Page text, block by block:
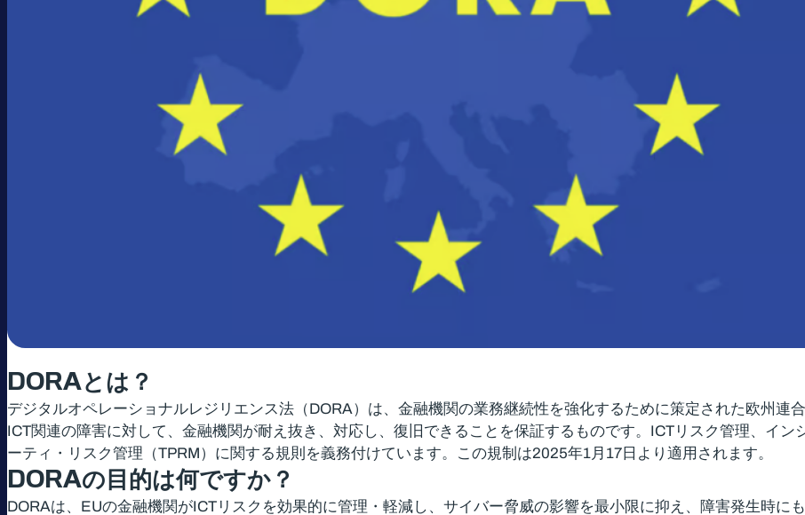
DORAとは？
デジタルオペレーショナルレジリエンス法（DORA）は、金融機関の業務継続性を強化するために策定された欧州連
ICT関連の障害に対して、金融機関が耐え抜き、対応し、復旧できることを保証するものです。ICTリスク管理、イ
ーティ・リスク管理（TPRM）に関する規則を義務付けています。この規制は2025年1月17日より適用されます。
DORAの目的は何ですか？
DORAは、EUの金融機関がICTリスクを効果的に管理・軽減し、サイバー脅威の影響を最小限に抑え、障害発生時に